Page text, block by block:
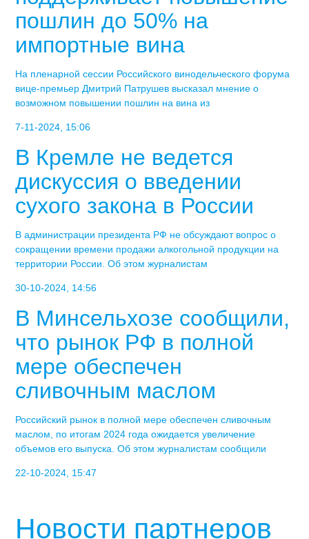
пошлин до 50% на
импортные вина
На пленарной сессии Российского винодельческого форума
вице-премьер Дмитрий Патрушев высказал мнение о
возможном повышении пошлин на вина из
7-11-2024, 15:06
В Кремле не ведется
дискуссия о введении
сухого закона в России
В администрации президента РФ не обсуждают вопрос о
сокращении времени продажи алкогольной продукции на
территории России. Об этом журналистам
30-10-2024, 14:56
В Минсельхозе сообщили,
что рынок РФ в полной
мере обеспечен
сливочным маслом
Российский рынок в полной мере обеспечен сливочным
маслом, по итогам 2024 года ожидается увеличение
объемов его выпуска. Об этом журналистам сообщили
22-10-2024, 15:47
Новости партнеров